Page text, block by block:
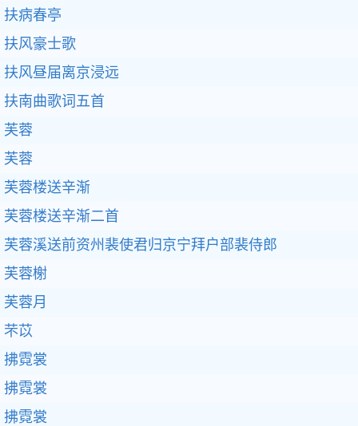
扶病春亭
扶风豪士歌
扶风昼届离京浸远
扶南曲歌词五首
芙蓉
芙蓉
芙蓉楼送辛渐
芙蓉楼送辛渐二首
芙蓉溪送前资州裴使君归京宁拜户部裴侍郎
芙蓉榭
芙蓉月
芣苡
拂霓裳
拂霓裳
拂霓裳